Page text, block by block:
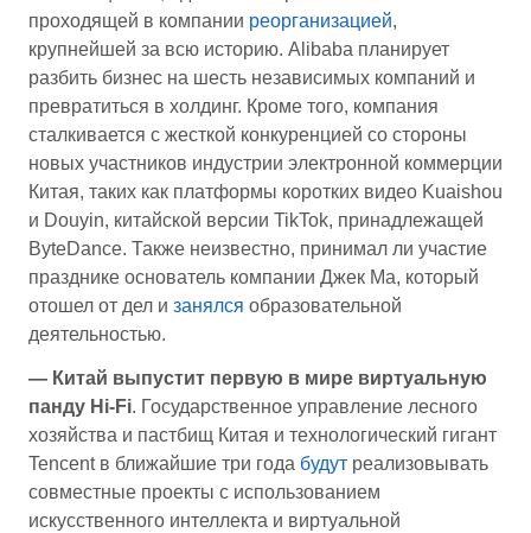
проходящей в компании реорганизацией,
крупнейшей за всю историю. Alibaba планирует
разбить бизнес на шесть независимых компаний и
превратиться в холдинг. Кроме того, компания
сталкивается с жесткой конкуренцией со стороны
новых участников индустрии электронной коммерции
Китая, таких как платформы коротких видео Kuaishou
и Douyin, китайской версии TikTok, принадлежащей
ByteDance. Также неизвестно, принимал ли участие
празднике основатель компании Джек Ма, который
отошел от дел и занялся образовательной
деятельностью.
— Китай выпустит первую в мире виртуальную
панду Hi-Fi. Государственное управление лесного
хозяйства и пастбищ Китая и технологический гигант
Tencent в ближайшие три года будут реализовывать
совместные проекты с использованием
искусственного интеллекта и виртуальной